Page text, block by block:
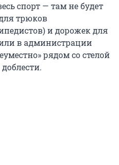
спорт — там не будет
трюков
и дорожек для
в администрации
рядом со стелой